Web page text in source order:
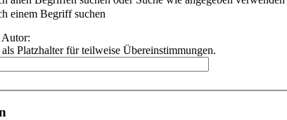
einem Begriff suchen
Autor:
Platzhalter für teilweise Übereinstimmungen.